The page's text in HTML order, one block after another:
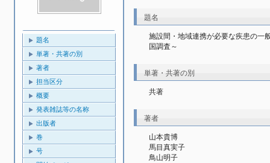
題名
単著・共著の別
著者
担当区分
概要
発表雑誌等の名称
出版者
巻
号
題名
施設間・地域連携が必要な疾患の一
国調査～
単著・共著の別
共著
著者
山本貴博
馬目真実子
鳥山明子